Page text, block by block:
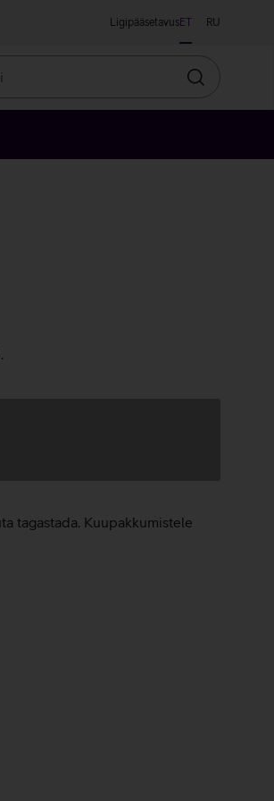
LigipääsetavusET RU
Otsin
tagastada. Kuupakkumistele